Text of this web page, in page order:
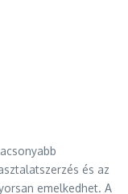
és az
emelkedhet. A